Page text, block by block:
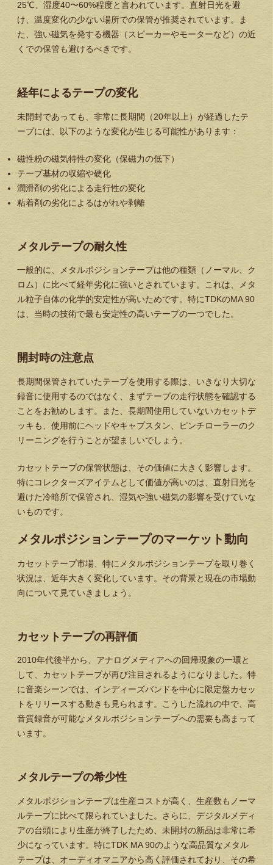
25℃、湿度40〜60%程度と言われています。直射日光を避
け、温度変化の少ない場所での保管が推奨されています。ま
た、強い磁気を発する機器（スピーカーやモーターなど）の近
くでの保管も避けるべきです。
経年によるテープの変化
未開封であっても、非常に長期間（20年以上）が経過したテ
ープには、以下のような変化が生じる可能性があります：
磁性粉の磁気特性の変化（保磁力の低下）
テープ基材の収縮や硬化
潤滑剤の劣化による走行性の変化
粘着剤の劣化によるはがれや剥離
メタルテープの耐久性
一般的に、メタルポジションテープは他の種類（ノーマル、ク
ロム）に比べて経年劣化に強いとされています。これは、メタ
ル粒子自体の化学的安定性が高いためです。特にTDKのMA 90
は、当時の技術で最も安定性の高いテープの一つでした。
開封時の注意点
長期間保管されていたテープを使用する際は、いきなり大切な
録音に使用するのではなく、まずテープの走行状態を確認する
ことをお勧めします。また、長期間使用していないカセットデ
ッキも、使用前にヘッドやキャプスタン、ピンチローラーのク
リーニングを行うことが望ましいでしょう。
カセットテープの保管状態は、その価値に大きく影響します。
特にコレクターズアイテムとして価値が高いのは、直射日光を
避けた冷暗所で保管され、湿気や強い磁気の影響を受けていな
いものです。
メタルポジションテープのマーケット動向
カセットテープ市場、特にメタルポジションテープを取り巻く
状況は、近年大きく変化しています。その背景と現在の市場動
向について見ていきましょう。
カセットテープの再評価
2010年代後半から、アナログメディアへの回帰現象の一環と
して、カセットテープが再び注目されるようになりました。特
に音楽シーンでは、インディーズバンドを中心に限定盤カセッ
トをリリースする動きも見られます。こうした流れの中で、高
音質録音が可能なメタルポジションテープへの需要も高まって
います。
メタルテープの希少性
メタルポジションテープは生産コストが高く、生産数もノーマ
ルテープに比べて限られていました。さらに、デジタルメディ
アの台頭により生産が終了したため、未開封の新品は非常に希
少になっています。特にTDK MA 90のような高品質なメタル
テープは、オーディオマニアから高く評価されており、その希